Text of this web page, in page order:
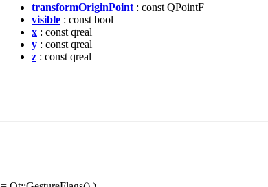
transformOriginPoint : const QPointF
visible : const bool
x : const qreal
y : const qreal
z : const qreal